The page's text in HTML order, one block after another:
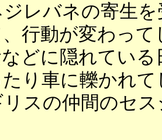
レバネの寄生
行動が変わっ
どに隠れてい
り車に轢かれ
リスの仲間のセ